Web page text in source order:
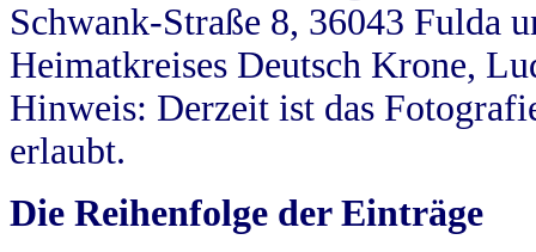
Schwank-Straße 8, 36043 Fulda
Heimatkreises Deutsch Krone,
Hinweis: Derzeit ist das
erlaubt.
Die Reihenfolge der Einträge